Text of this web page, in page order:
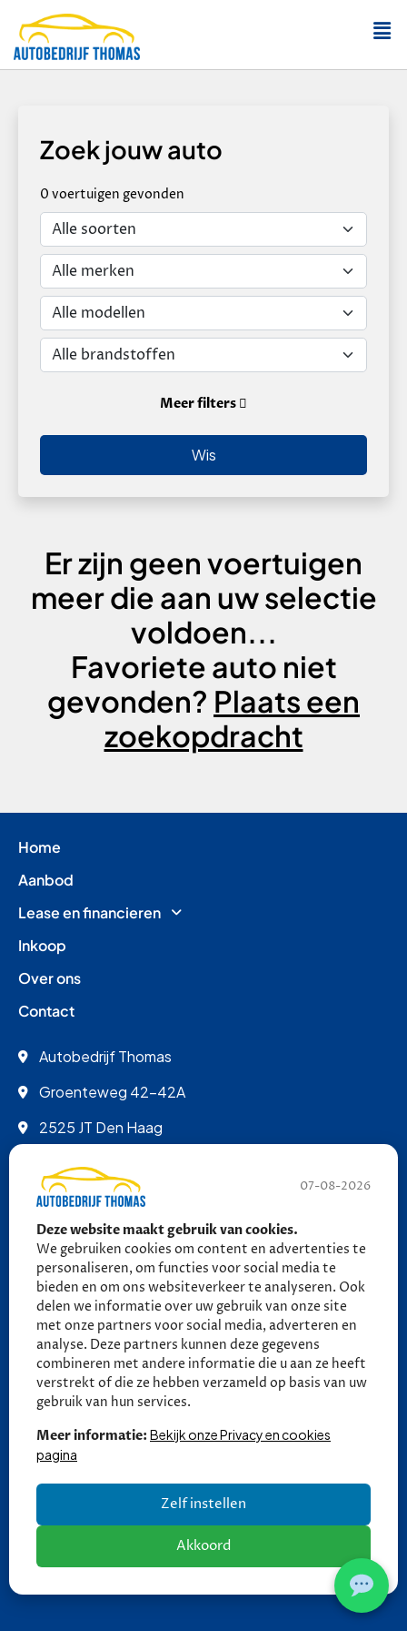
07-08-2026
Deze website maakt gebruik van cookies.
We gebruiken cookies om content en advertenties te
personaliseren, om functies voor social media te
bieden en om ons websiteverkeer te analyseren. Ook
delen we informatie over uw gebruik van onze site
met onze partners voor social media, adverteren en
analyse. Deze partners kunnen deze gegevens
combineren met andere informatie die u aan ze heeft
verstrekt of die ze hebben verzameld op basis van uw
gebruik van hun services.
Meer informatie: Bekijk onze Privacy en cookies
pagina
Zelf instellen
Akkoord
Zoek jouw auto
0 voertuigen gevonden
Meer filters
Wis
Er zijn geen voertuigen
meer die aan uw selectie
voldoen...
Favoriete auto niet
gevonden? Plaats een
zoekopdracht
Home
Aanbod
Lease en financieren
Inkoop
Over ons
Contact
Autobedrijf Thomas
Groenteweg 42-42A
2525 JT Den Haag
info@autobedrijfthomas.nl
070 - 389 9852
06 - 27 58 27 18 (tot 21:30)
06 - 27 58 27 18 (tot 21:30)
Ma - Vr: 09:00 - 17:00
Za: 10:00 - 13:30
Zo: Gesloten
Privacy en
Automotive website